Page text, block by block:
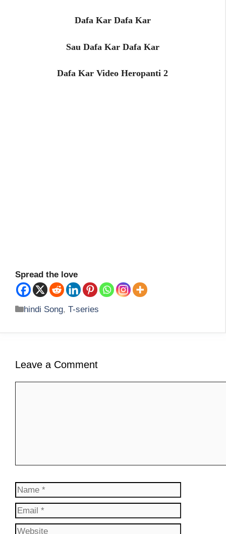
Dafa Kar Dafa Kar
Sau Dafa Kar Dafa Kar
Dafa Kar Video Heropanti 2
Spread the love
Categories
hindi Song, T-series
Leave a Comment
Name